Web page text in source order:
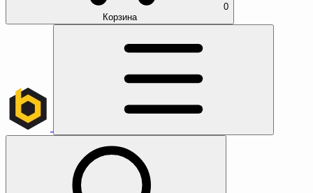
0
Корзина